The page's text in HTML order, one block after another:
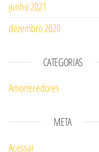
junho 2021
dezembro 2020
CATEGORIAS
Amortecedores
META
Acessar